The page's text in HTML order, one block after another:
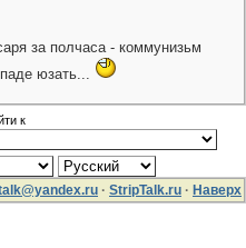
за полчаса - коммунизьм
юзать...
к
· StripTalk.ru · Наверх